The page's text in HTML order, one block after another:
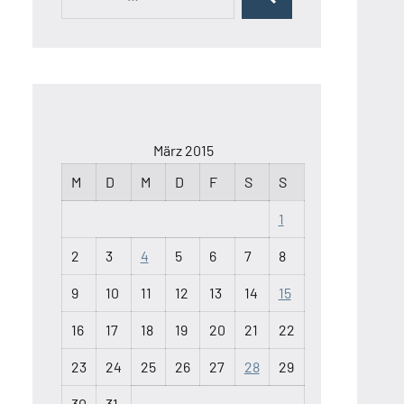
Suchen
März 2015
M
D M D F S S
1
2 3 4 5 6 7 8
9 10 11 12 13 14 15
16 17 18 19 20 21 22
23 24 25 26 27 28 29